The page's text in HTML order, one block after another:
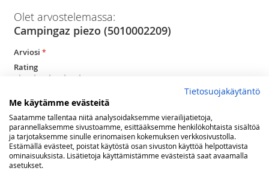
Olet arvostelemassa:
Campingaz piezo (5010002209)
Arviosi
Rating
star
stars
stars
stars
stars
Nimimerkki
Yhteenveto
Tietosuojakäytäntö
Me käytämme evästeitä
Saatamme tallentaa niitä analysoidaksemme vierailijatietoja,
parannellaksemme sivustoamme, esittääksemme henkilökohtaista sisältöä
ja tarjotaksemme sinulle erinomaisen kokemuksen verkkosivustolla.
Estämällä evästeet, poistat käytöstä osan sivuston käyttöä helpottavista
ominaisuuksista. Lisätietoja käyttämistämme evästeistä saat avaamalla
asetukset.